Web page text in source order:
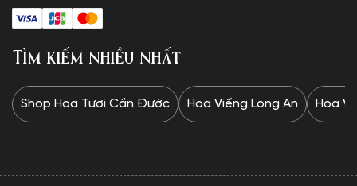
Tìm kiếm nhiều nhất
Shop Hoa Tươi Cần Đước Hoa Viếng Long An Hoa